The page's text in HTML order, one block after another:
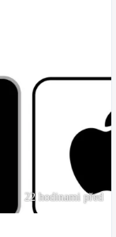
22 hodinami před